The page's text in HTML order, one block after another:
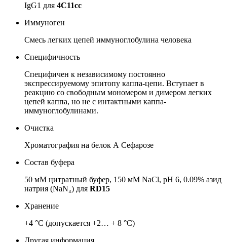
IgG1 для 4C11cc
Иммуноген
Смесь легких цепей иммуноглобулина человека
Специфичность
Специфичен к независимому постоянно
экспрессируемому эпитопу каппа-цепи. Вступает в
реакцию со свободным мономером и димером легких
цепей каппа, но не с интактными каппа-
иммуноглобулинами.
Очистка
Хроматография на белок А Сефарозе
Состав буфера
50 мМ цитратный буфер, 150 мМ NaCl, pH 6, 0.09% азид
натрия (NaN₃) для RD15
Хранение
+4 °C (допускается +2… + 8 °C)
Другая информация